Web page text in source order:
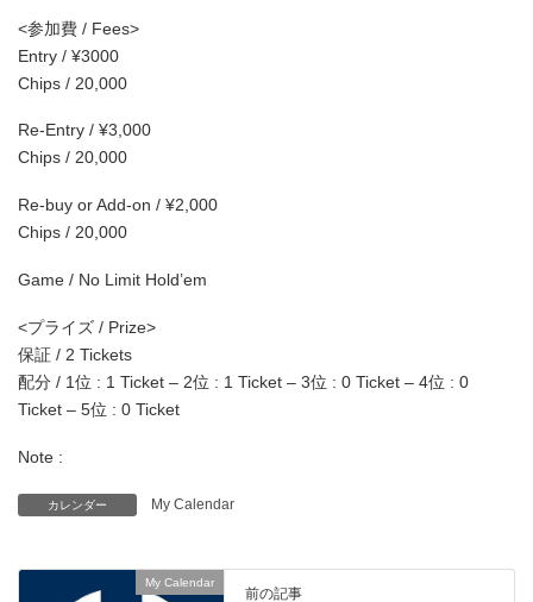
<参加費 / Fees>
Entry / ¥3000
Chips / 20,000
Re-Entry / ¥3,000
Chips / 20,000
Re-buy or Add-on / ¥2,000
Chips / 20,000
Game / No Limit Hold’em
<プライズ / Prize>
保証 / 2 Tickets
配分 / 1位 : 1 Ticket – 2位 : 1 Ticket – 3位 : 0 Ticket – 4位 : 0
Ticket – 5位 : 0 Ticket
Note :
カレンダー My Calendar
My Calendar
前の記事